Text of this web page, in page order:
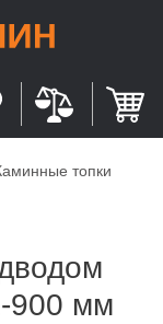
топки
900 мм